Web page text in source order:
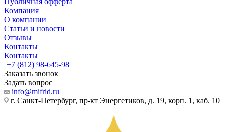
Публичная офферта
Компания
О компании
Статьи и новости
Отзывы
Контакты
Контакты
+7 (812) 98-645-98
Заказать звонок
Задать вопрос
info@mifrid.ru
г. Санкт-Петербург, пр-кт Энергетиков, д. 19, корп. 1, каб. 10